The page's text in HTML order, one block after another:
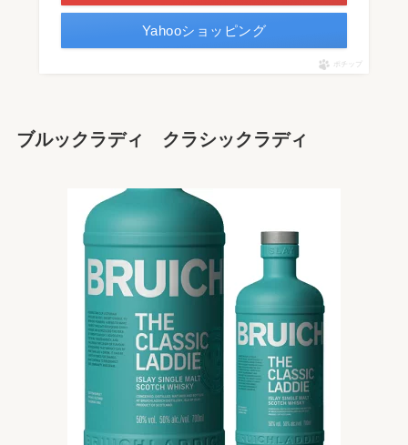
Yahooショッピング
ポチップ
ブルックラディ クラシックラディ